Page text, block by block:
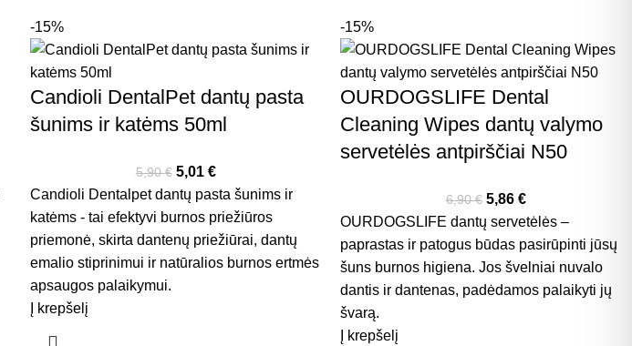
-15%
Candioli DentalPet dantų pasta
šunims ir katėms 50ml
5,90€ 5,01 €
Candioli Dentalpet dantų pasta šunims ir
katėms - tai efektyvi burnos priežiūros
priemonė, skirta dantenų priežiūrai, dantų
emalio stiprinimui ir natūralios burnos ertmės
apsaugos palaikymui.
Į krepšelį
-15%
OURDOGSLIFE Dental
Cleaning Wipes dantų valymo
servetėlės antpirščiai N50
6,90€ 5,86 €
OURDOGSLIFE dantų servetėlės –
paprastas ir patogus būdas pasirūpinti jūsų
šuns burnos higiena. Jos švelniai nuvalo
dantis ir dantenas, padėdamos palaikyti jų
švarą.
Į krepšelį